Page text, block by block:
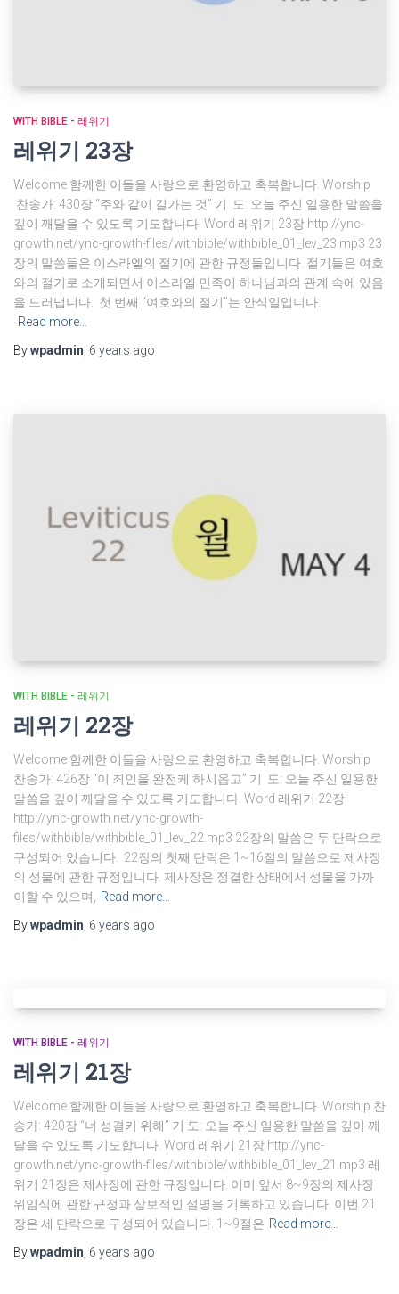
WITH BIBLE - 레위기
레위기 23장
Welcome 함께한 이들을 사랑으로 환영하고 축복합니다. Worship
찬송가: 430장 “주와 같이 길가는 것” 기 도: 오늘 주신 일용한 말씀을
깊이 깨달을 수 있도록 기도합니다. Word 레위기 23장 http://ync-
growth.net/ync-growth-files/withbible/withbible_01_lev_23.mp3 23
장의 말씀들은 이스라엘의 절기에 관한 규정들입니다. 절기들은 여호
와의 절기로 소개되면서 이스라엘 민족이 하나님과의 관계 속에 있음
을 드러냅니다. 첫 번째 “여호와의 절기”는 안식일입니다.
Read more…
Bywpadmin 6 years ago
WITH BIBLE - 레위기
레위기 22장
Welcome 함께한 이들을 사랑으로 환영하고 축복합니다. Worship
찬송가: 426장 “이 죄인을 완전케 하시옵고” 기 도: 오늘 주신 일용한
말씀을 깊이 깨달을 수 있도록 기도합니다. Word 레위기 22장
http://ync-growth.net/ync-growth-
files/withbible/withbible_01_lev_22.mp3 22장의 말씀은 두 단락으로
구성되어 있습니다. 22장의 첫째 단락은 1~16절의 말씀으로 제사장
의 성물에 관한 규정입니다. 제사장은 정결한 상태에서 성물을 가까
이할 수 있으며, Read more…
Bywpadmin, 6 years ago
WITH BIBLE - 레위기
레위기 21장
Welcome 함께한 이들을 사랑으로 환영하고 축복합니다. Worship 찬
송가: 420장 “너 성결키 위해” 기 도: 오늘 주신 일용한 말씀을 깊이 깨
달을 수 있도록 기도합니다. Word 레위기 21장 http://ync-
growth.net/ync-growth-files/withbible/withbible_01_lev_21.mp3 레
위기 21장은 제사장에 관한 규정입니다. 이미 앞서 8~9장의 제사장
위임식에 관한 규정과 상보적인 설명을 기록하고 있습니다. 이번 21
장은 세 단락으로 구성되어 있습니다. 1~9절은 Read more…
Bywpadmin, 6 years ago